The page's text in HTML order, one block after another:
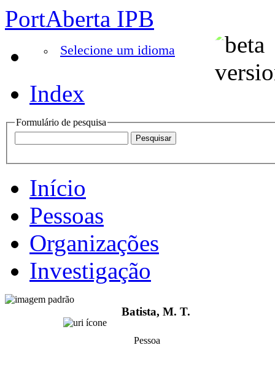
PortAberta IPB
Selecione um idioma
Index
Formulário de pesquisa
Início
Pessoas
Organizações
Investigação
Batista, M. T.
Pessoa